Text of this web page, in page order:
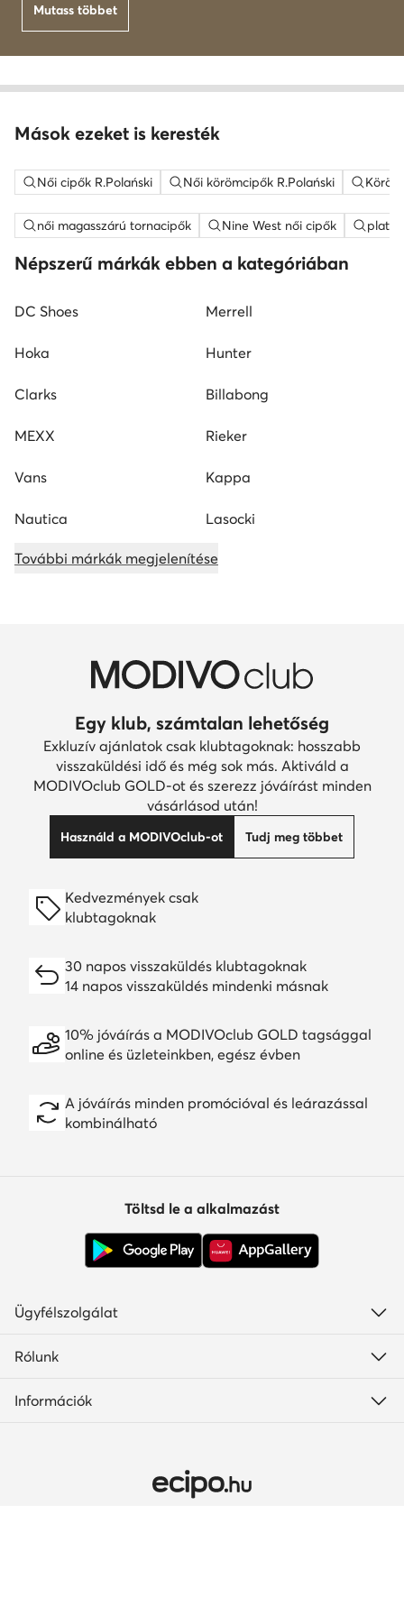
Mutass többet
Mások ezeket is keresték
Női cipők R.Polański Női körömcipők R.Polański
női magasszárú tornacipők Nine West női cipők
Népszerű márkák ebben a kategóriában
DC Shoes Merrell
Hoka Hunter
Clarks Billabong
MEXX Rieker
Vans Kappa
Nautica Lasocki
További márkák megjelenítése
Egy klub, számtalan lehetőség
Exkluzív ajánlatok csak klubtagoknak: hosszabb
visszaküldési idő és még sok más. Aktiváld a
MODIVOclub GOLD-ot és szerezz jóváírást minden
vásárlásod után!
Használd a MODIVOclub-ot Tudj meg többet
Kedvezmények csak
klubtagoknak
30 napos visszaküldés klubtagoknak
14 napos visszaküldés mindenki másnak
10% jóváírás a MODIVOclub GOLD tagsággal
online és üzleteinkben, egész évben
A jóváírás minden promócióval és leárazással
kombinálható
Töltsd le a alkalmazást
Ügyfélszolgálat
Rólunk
Információk